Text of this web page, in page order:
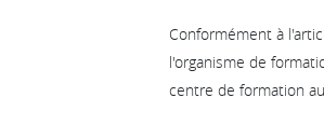
Conformément à
l'organisme de
centre de formation